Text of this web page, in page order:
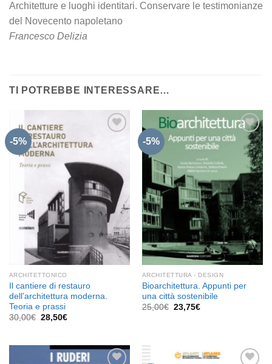
Architetture e luoghi identitari. Conservare le testimonianze
del Novecento napoletano
Francesco Delizia
TI POTREBBE INTERESSARE…
-5%
Aggiungi
alla lista
desideri
ARCHITETTONICO
Il cantiere di restauro
dell’architettura moderna.
Teoria e prassi
30,00€ Il
30,00€.
28,50€Il
28,50€.
-5%
Aggiungi
alla lista
dei
desideri
ARCHITETTURA - DESIGN
Bioarchitettura. Appunti per
una città sostenibile
25,00€ Il
23,75€Il